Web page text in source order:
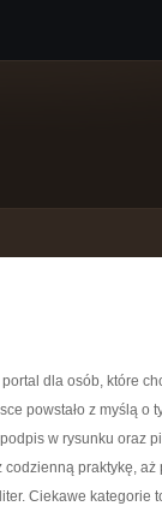
dla osób, które
powstało z myślą o
w rysunku oraz
codzienną praktykę,
Ciekawe kategorie